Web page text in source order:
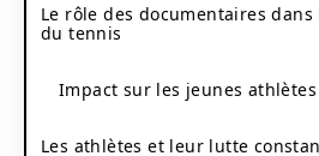
Le rôle des documentaires
du tennis
Impact sur les jeunes athlètes
Les athlètes et leur lutte